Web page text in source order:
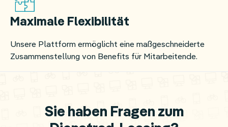
Maximale Flexibilität
Unsere Plattform ermöglicht eine maßgeschneiderte
Zusammenstellung von Benefits für Mitarbeitende.
Sie haben Fragen zum